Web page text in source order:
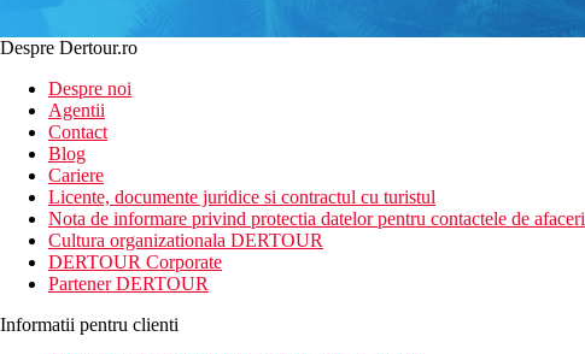
Despre Dertour.ro
Despre noi
Agentii
Contact
Blog
Cariere
Licente, documente juridice si contractul cu turistul
Nota de informare privind protectia datelor pentru contactele de afaceri
Cultura organizationala DERTOUR
DERTOUR Corporate
Partener DERTOUR
Informatii pentru clienti